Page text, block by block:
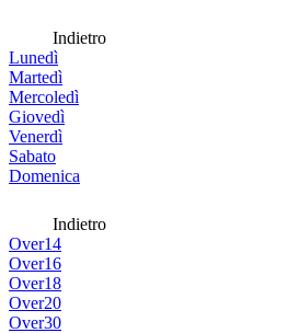
Indietro
Lunedì
Martedì
Mercoledì
Giovedì
Venerdì
Sabato
Domenica
Indietro
Over14
Over16
Over18
Over20
Over30